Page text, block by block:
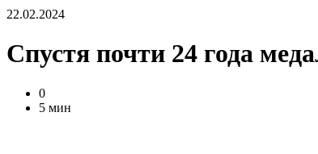
22.02.2024
Спустя почти 24 года
0
5 мин